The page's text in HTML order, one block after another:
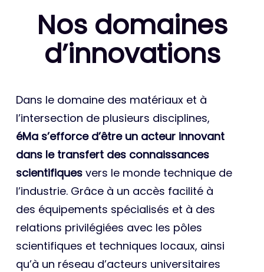
Nos domaines
d’innovations
Dans le domaine des matériaux et à
l’intersection de plusieurs disciplines,
éMa s’efforce d’être un acteur innovant
dans le transfert des connaissances
scientifiques vers le monde technique de
l’industrie. Grâce à un accès facilité à
des équipements spécialisés et à des
relations privilégiées avec les pôles
scientifiques et techniques locaux, ainsi
qu’à un réseau d’acteurs universitaires